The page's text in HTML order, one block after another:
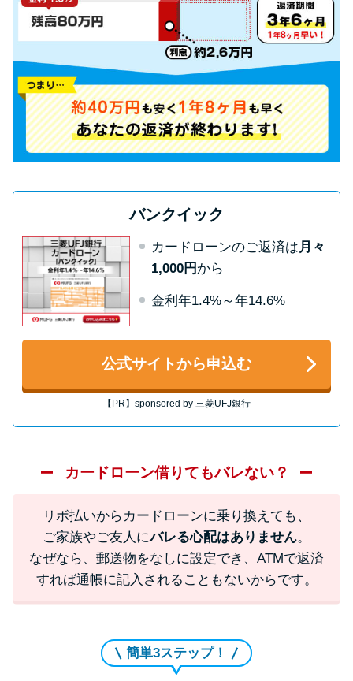
安や審査に通らない理由
ブラックでもお金を借りるに
は？3つの判断基準と工面法
アコムはブラックでも審査に通
る？ 自分がブラックか確かめる
の？ カードローンの選び方を徹
底解説！
プロミスの返済方法を徹底解
説！ もっとも便利でお得な返済
方法はどれ？
年収が低い＆他社借入があると
落ちる？バンクイックの口コミ
合わせ先とシーン別の問い合わ
せ方法
バンクイック
カードローンのご返済は 月々
1,000円 から
金利年1.4%～年14.6%
公式サイトから申込む
【PR】sponsored by 三菱UFJ銀行
カードローン借りてもバレない？
リボ払いからカードローンに乗り換えても、
ご家族やご友人にバレる心配はありません。
なぜなら、郵送物をなしに設定でき、ATMで返済
すれば通帳に記入されることもないからです。
簡単3ステップ！